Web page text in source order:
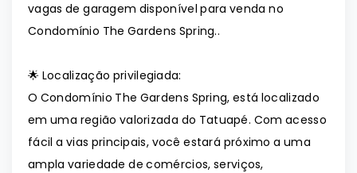
vagas de garagem disponível para venda no
Condomínio The Gardens Spring..
🌟 Localização privilegiada:
O Condomínio The Gardens Spring, está localizado
em uma região valorizada do Tatuapé. Com acesso
fácil a vias principais, você estará próximo a uma
ampla variedade de comércios, serviços,